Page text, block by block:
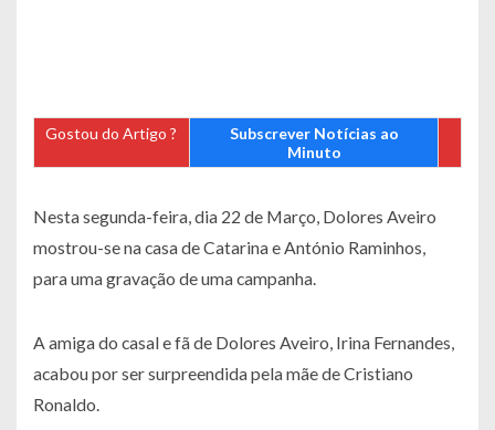
Gostou do Artigo ?
Subscrever Notícias ao
Minuto
Nesta segunda-feira, dia 22 de Março, Dolores Aveiro
mostrou-se na casa de Catarina e António Raminhos,
para uma gravação de uma campanha.
A amiga do casal e fã de Dolores Aveiro, Irina Fernandes,
acabou por ser surpreendida pela mãe de Cristiano
Ronaldo.